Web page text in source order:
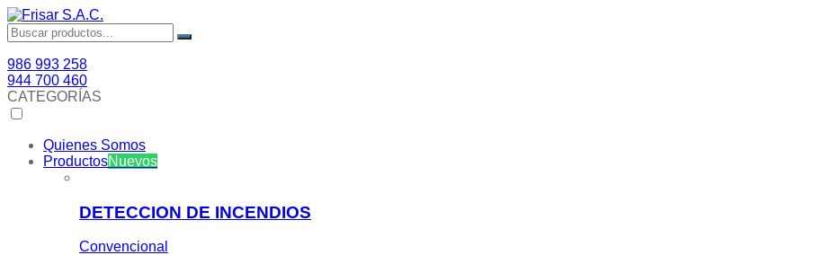
986 993 258
944 700 460
CATEGORÍAS
Quienes Somos
ProductosNuevos
DETECCION DE INCENDIOS
Convencional